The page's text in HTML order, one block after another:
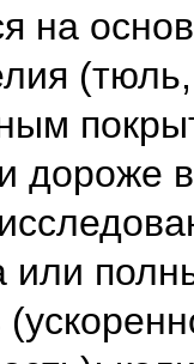
на
дороже
или